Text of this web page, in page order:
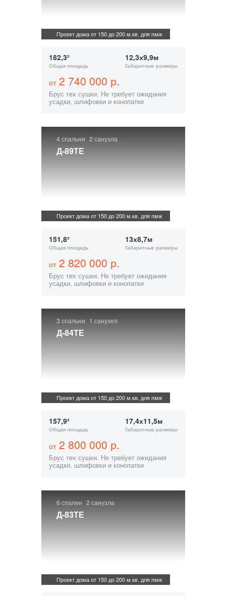
Проект дома от 150 до 200 м.кв. для пмж
182,3²
Общая площадь
12,3х9,9м
Габаритные размеры
от2 740 000 р.
Брус тех сушки. Не требует ожидания
усадки, шлифовки и конопатки
4 спальни 2 санузла
Д-89ТЕ
Проект дома от 150 до 200 м.кв. для пмж
151,8²
Общая площадь
13х8,7м
Габаритные размеры
от2 820 000 р.
Брус тех сушки. Не требует ожидания
усадки, шлифовки и конопатки
3 спальни 1 санузел
Д-84ТЕ
Проект дома от 150 до 200 м.кв. для пмж
157,9²
Общая площадь
17,4х11,5м
Габаритные размеры
от2 800 000 р.
Брус тех сушки. Не требует ожидания
усадки, шлифовки и конопатки
6 спален 2 санузла
Д-83ТЕ
Проект дома от 150 до 200 м.кв. для пмж